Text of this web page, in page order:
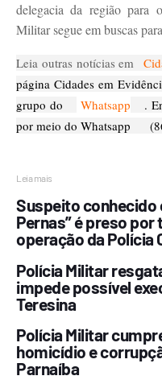
delegacia da região para
Militar segue em buscas
Leia outras notícias em
página Cidades em
grupo do
Whatsapp .
por meio do Whatsapp
Leia mais
Suspeito conhecido
Pernas” é preso
operação da Polícia
Polícia Militar
impede possível
Teresina
Polícia Militar
homicídio e
Parnaíba